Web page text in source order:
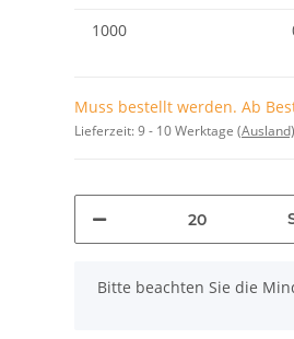
1000
Muss bestellt werden. Ab
Lieferzeit:9 - 10 Werktage (Ausland)
x
Bitte beachten Sie die